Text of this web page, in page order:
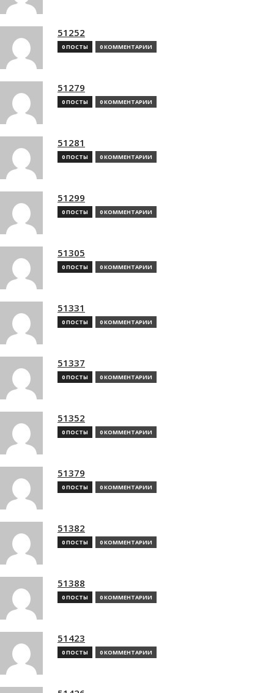
51252
0 ПОСТЫ 0 КОММЕНТАРИИ
51279
0 ПОСТЫ 0 КОММЕНТАРИИ
51281
0 ПОСТЫ 0 КОММЕНТАРИИ
51299
0 ПОСТЫ 0 КОММЕНТАРИИ
51305
0 ПОСТЫ 0 КОММЕНТАРИИ
51331
0 ПОСТЫ 0 КОММЕНТАРИИ
51337
0 ПОСТЫ 0 КОММЕНТАРИИ
51352
0 ПОСТЫ 0 КОММЕНТАРИИ
51379
0 ПОСТЫ 0 КОММЕНТАРИИ
51382
0 ПОСТЫ 0 КОММЕНТАРИИ
51388
0 ПОСТЫ 0 КОММЕНТАРИИ
51423
0 ПОСТЫ 0 КОММЕНТАРИИ